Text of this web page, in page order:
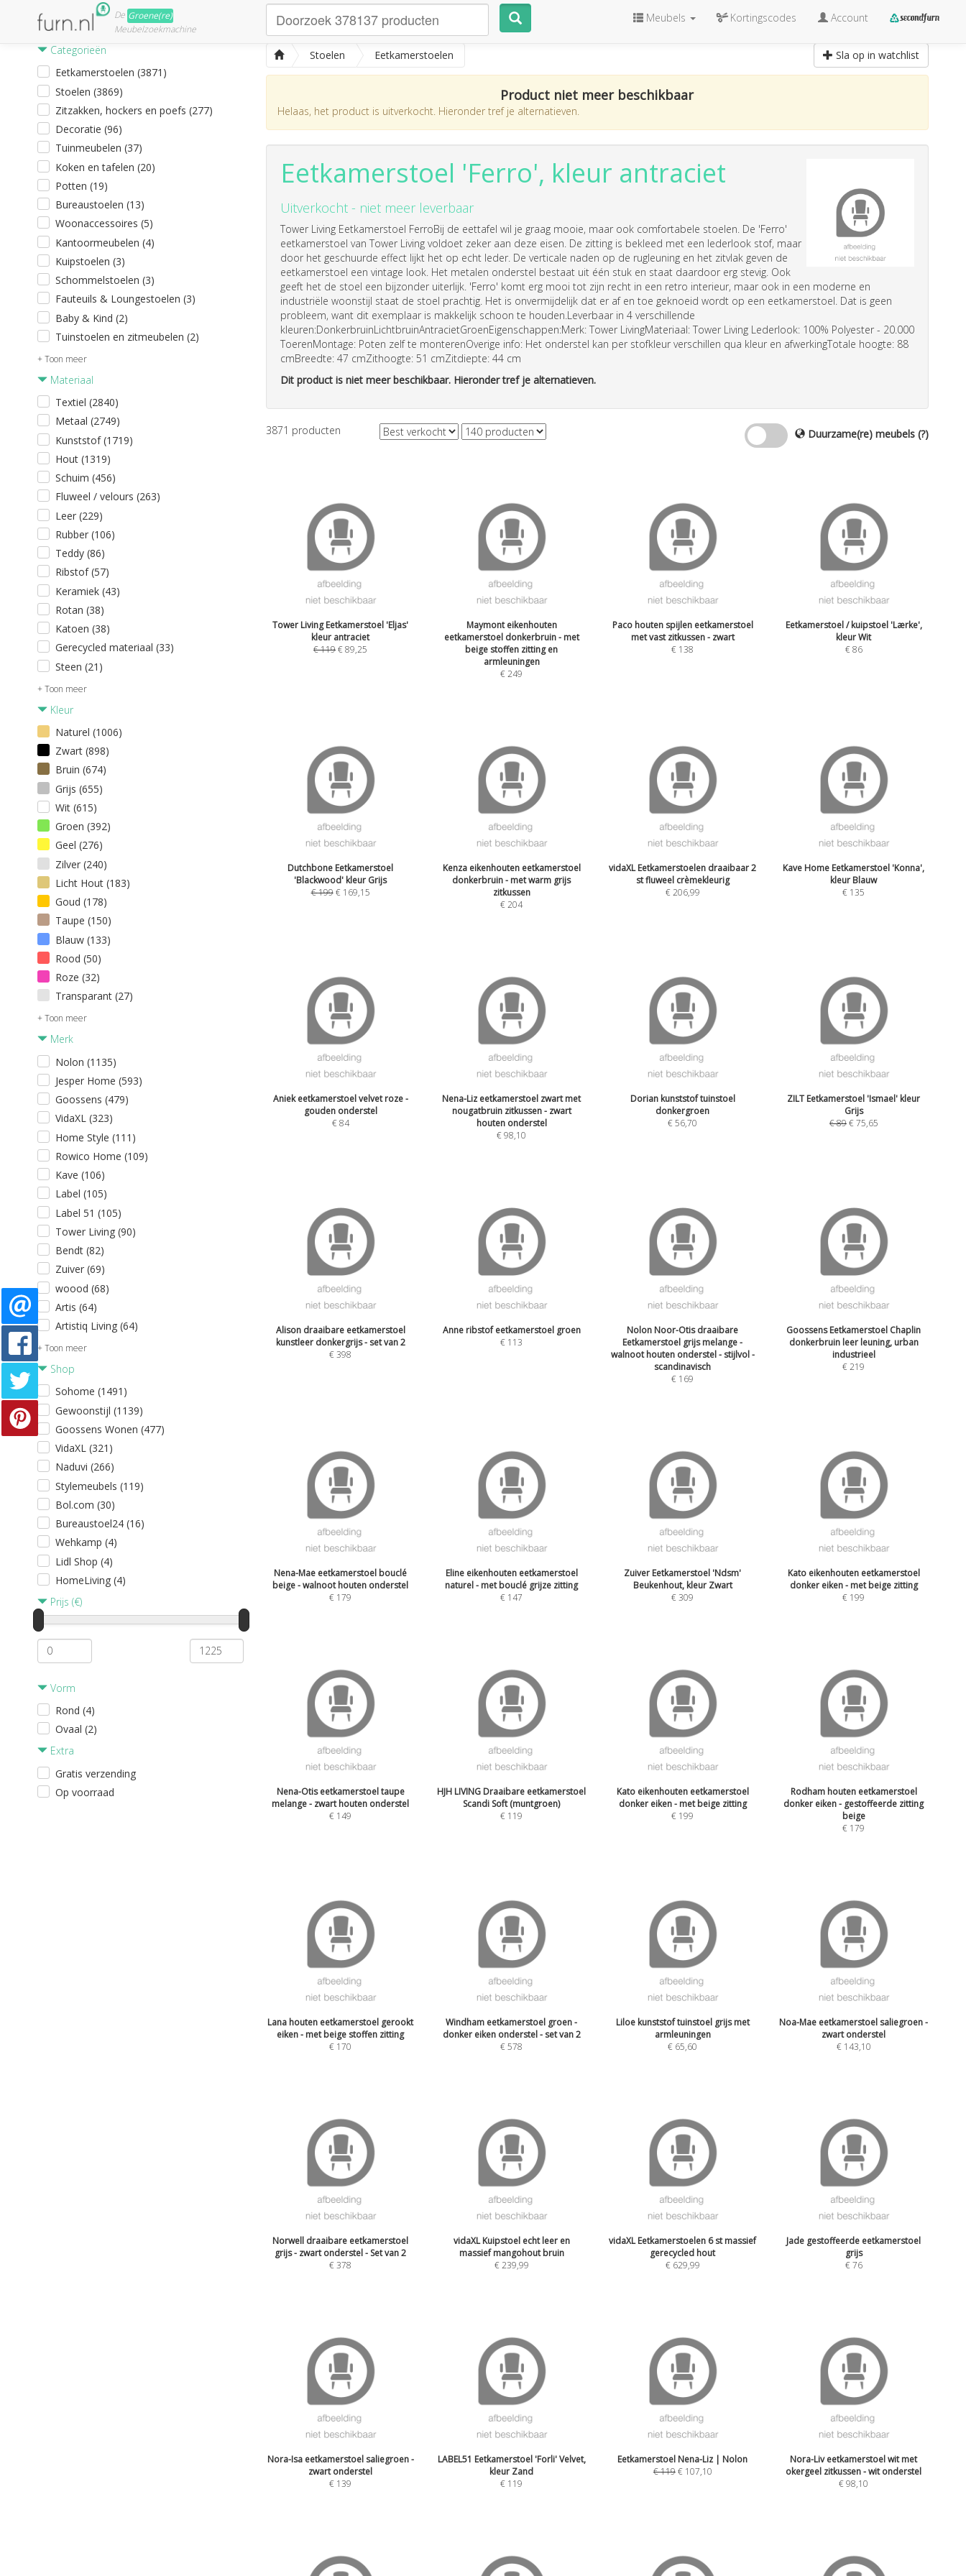
De Groene(re)
Meubelzoekmachine
Meubels Kortingscodes Account
Categorieën
Eetkamerstoelen (3871)
Stoelen (3869)
Zitzakken, hockers en poefs (277)
Decoratie (96)
Tuinmeubelen (37)
Koken en tafelen (20)
Potten (19)
Bureaustoelen (13)
Woonaccessoires (5)
Kantoormeubelen (4)
Kuipstoelen (3)
Schommelstoelen (3)
Fauteuils & Loungestoelen (3)
Baby & Kind (2)
Tuinstoelen en zitmeubelen (2)
+ Toon meer
Materiaal
Textiel (2840)
Metaal (2749)
Kunststof (1719)
Hout (1319)
Schuim (456)
Fluweel / velours (263)
Leer (229)
Rubber (106)
Teddy (86)
Ribstof (57)
Keramiek (43)
Rotan (38)
Katoen (38)
Gerecycled materiaal (33)
Steen (21)
+ Toon meer
Kleur
Naturel (1006)
Zwart (898)
Bruin (674)
Grijs (655)
Wit (615)
Groen (392)
Geel (276)
Zilver (240)
Licht Hout (183)
Goud (178)
Taupe (150)
Blauw (133)
Rood (50)
Roze (32)
Transparant (27)
+ Toon meer
Merk
Nolon (1135)
Jesper Home (593)
Goossens (479)
VidaXL (323)
Home Style (111)
Rowico Home (109)
Kave (106)
Label (105)
Label 51 (105)
Tower Living (90)
Bendt (82)
Zuiver (69)
woood (68)
Artis (64)
Artistiq Living (64)
+ Toon meer
Shop
Sohome (1491)
Gewoonstijl (1139)
Goossens Wonen (477)
VidaXL (321)
Naduvi (266)
Stylemeubels (119)
Bol.com (30)
Bureaustoel24 (16)
Wehkamp (4)
Lidl Shop (4)
HomeLiving (4)
Prijs (€)
Vorm
Rond (4)
Ovaal (2)
Extra
Gratis verzending
Op voorraad
Stoelen Eetkamerstoelen Sla op in watchlist
Product niet meer beschikbaar
Helaas, het product is uitverkocht. Hieronder tref je alternatieven.
Eetkamerstoel 'Ferro', kleur antraciet
Uitverkocht - niet meer leverbaar
Tower Living Eetkamerstoel FerroBij de eettafel wil je graag mooie, maar ook comfortabele stoelen. De 'Ferro'
eetkamerstoel van Tower Living voldoet zeker aan deze eisen. De zitting is bekleed met een lederlook stof, maar
door het geschuurde effect lijkt het op echt leder. De verticale naden op de rugleuning en het zitvlak geven de
eetkamerstoel een vintage look. Het metalen onderstel bestaat uit één stuk en staat daardoor erg stevig. Ook
geeft het de stoel een bijzonder uiterlijk. 'Ferro' komt erg mooi tot zijn recht in een retro interieur, maar ook in een moderne en
industriële woonstijl staat de stoel prachtig. Het is onvermijdelijk dat er af en toe geknoeid wordt op een eetkamerstoel. Dat is geen
probleem, want dit exemplaar is makkelijk schoon te houden.Leverbaar in 4 verschillende
kleuren:DonkerbruinLichtbruinAntracietGroenEigenschappen:Merk: Tower LivingMateriaal: Tower Living Lederlook: 100% Polyester - 20.000
ToerenMontage: Poten zelf te monterenOverige info: Het onderstel kan per stofkleur verschillen qua kleur en afwerkingTotale hoogte: 88
cmBreedte: 47 cmZithoogte: 51 cmZitdiepte: 44 cm
Dit product is niet meer beschikbaar. Hieronder tref je alternatieven.
3871 producten Duurzame(re) meubels (?)
Tower Living Eetkamerstoel 'Eljas'
kleur antraciet
€119€89,25
Maymont eikenhouten
eetkamerstoel donkerbruin - met
beige stoffen zitting en
armleuningen
€249
Paco houten spijlen eetkamerstoel
met vast zitkussen - zwart
€ 138
Eetkamerstoel / kuipstoel 'Lærke',
kleur Wit
€86
Dutchbone Eetkamerstoel
'Blackwood' kleur Grijs
€199 € 169,15
Kenza eikenhouten eetkamerstoel
donkerbruin - met warm grijs
zitkussen
€204
vidaXL Eetkamerstoelen draaibaar 2
st fluweel crèmekleurig
€206,99
Kave Home Eetkamerstoel 'Konna',
kleur Blauw
€ 135
Aniek eetkamerstoel velvet roze -
gouden onderstel
€84
Nena-Liz eetkamerstoel zwart met
nougatbruin zitkussen - zwart
houten onderstel
€98,10
Dorian kunststof tuinstoel
donkergroen
€56,70
ZILT Eetkamerstoel 'Ismael' kleur
Grijs
€89€75,65
Alison draaibare eetkamerstoel
kunstleer donkergrijs - set van 2
€398
Anne ribstof eetkamerstoel groen
€ 113
Nolon Noor-Otis draaibare
Eetkamerstoel grijs melange -
walnoot houten onderstel - stijlvol -
scandinavisch
€ 169
Goossens Eetkamerstoel Chaplin
donkerbruin leer leuning, urban
industrieel
€219
Nena-Mae eetkamerstoel bouclé
beige - walnoot houten onderstel
€ 179
Eline eikenhouten eetkamerstoel
naturel - met bouclé grijze zitting
€ 147
Zuiver Eetkamerstoel 'Ndsm'
Beukenhout, kleur Zwart
€309
Kato eikenhouten eetkamerstoel
donker eiken - met beige zitting
€ 199
Nena-Otis eetkamerstoel taupe
melange - zwart houten onderstel
€ 149
HJH LIVING Draaibare eetkamerstoel
Scandi Soft (muntgroen)
€ 119
Kato eikenhouten eetkamerstoel
donker eiken - met beige zitting
€ 199
Rodham houten eetkamerstoel
donker eiken - gestoffeerde zitting
beige
€ 179
Lana houten eetkamerstoel gerookt
eiken - met beige stoffen zitting
€ 170
Windham eetkamerstoel groen -
donker eiken onderstel - set van 2
€578
Liloe kunststof tuinstoel grijs met
armleuningen
€ 65,60
Noa-Mae eetkamerstoel saliegroen -
zwart onderstel
€ 143,10
Norwell draaibare eetkamerstoel
grijs - zwart onderstel - Set van 2
€378
vidaXL Kuipstoel echt leer en
massief mangohout bruin
€239,99
vidaXL Eetkamerstoelen 6 st massief
gerecycled hout
€ 629,99
Jade gestoffeerde eetkamerstoel
grijs
€76
Nora-Isa eetkamerstoel saliegroen -
zwart onderstel
€ 139
LABEL51 Eetkamerstoel 'Forli' Velvet,
kleur Zand
€ 119
Eetkamerstoel Nena-Liz | Nolon
€119€ 107,10
Nora-Liv eetkamerstoel wit met
okergeel zitkussen - wit onderstel
€98,10